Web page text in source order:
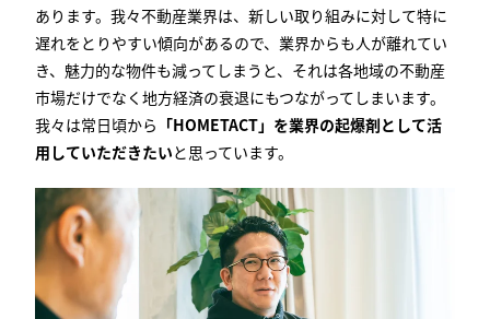
あります。我々不動産業界は、新しい取り組みに対して特に
遅れをとりやすい傾向があるので、業界からも人が離れてい
き、魅力的な物件も減ってしまうと、それは各地域の不動産
市場だけでなく地方経済の衰退にもつながってしまいます。
我々は常日頃から 「HOMETACT」を業界の起爆剤として活
用していただきたいと思っています。